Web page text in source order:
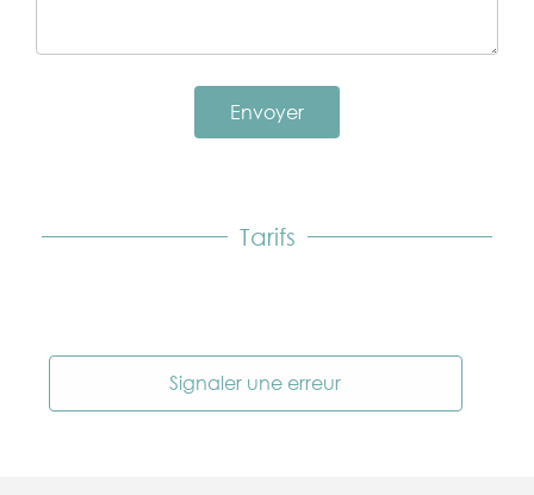
Envoyer
Tarifs
Signaler une erreur